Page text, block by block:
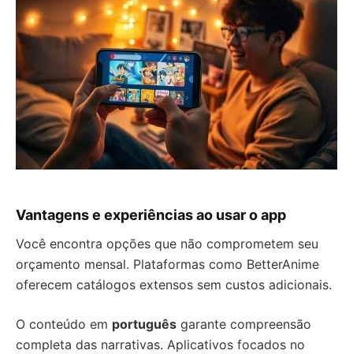
Vantagens e experiências ao usar o app
Você encontra opções que não comprometem seu
orçamento mensal. Plataformas como BetterAnime
oferecem catálogos extensos sem custos adicionais.
O conteúdo em português garante compreensão
completa das narrativas. Aplicativos focados no